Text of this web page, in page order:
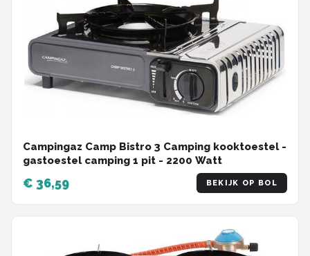
Campingaz Camp Bistro 3 Camping kooktoestel -
gastoestel camping 1 pit - 2200 Watt
€ 36,59 BEKIJK OP BOL